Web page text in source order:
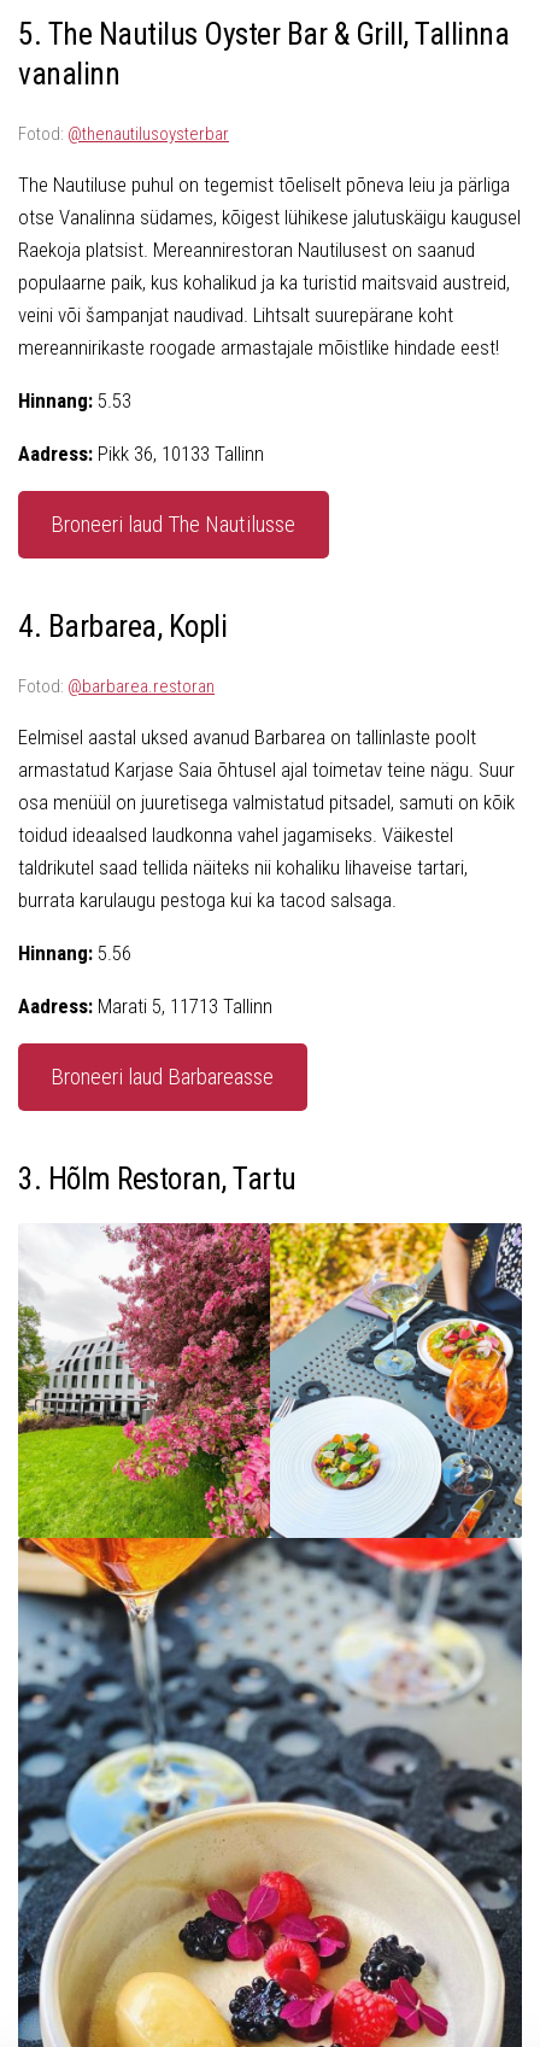
5. The Nautilus Oyster Bar & Grill, Tallinna
vanalinn
Fotod: @thenautilusoysterbar
The Nautiluse puhul on tegemist tõeliselt põneva leiu ja pärliga
otse Vanalinna südames, kõigest lühikese jalutuskäigu kaugusel
Raekoja platsist. Mereannirestoran Nautilusest on saanud
populaarne paik, kus kohalikud ja ka turistid maitsvaid austreid,
veini või šampanjat naudivad. Lihtsalt suurepärane koht
mereannirikaste roogade armastajale mõistlike hindade eest!
Hinnang: 5.53
Aadress: Pikk 36, 10133 Tallinn
Broneeri laud The Nautilusse
4. Barbarea, Kopli
Fotod: @barbarea.restoran
Eelmisel aastal uksed avanud Barbarea on tallinlaste poolt
armastatud Karjase Saia õhtusel ajal toimetav teine nägu. Suur
osa menüül on juuretisega valmistatud pitsadel, samuti on kõik
toidud ideaalsed laudkonna vahel jagamiseks. Väikestel
taldrikutel saad tellida näiteks nii kohaliku lihaveise tartari,
burrata karulaugu pestoga kui ka tacod salsaga.
Hinnang: 5.56
Aadress: Marati 5, 11713 Tallinn
Broneeri laud Barbareasse
3. Hõlm Restoran, Tartu